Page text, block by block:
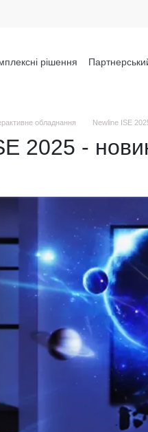
рішення
обладнання Newline ISE
2025 -